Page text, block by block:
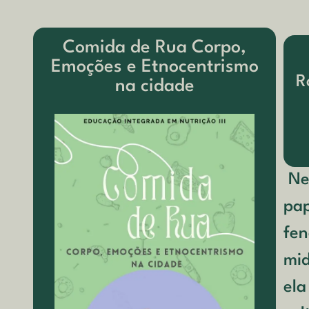
Comida de Rua Corpo,
Emoções e Etnocentrismo
na cidade